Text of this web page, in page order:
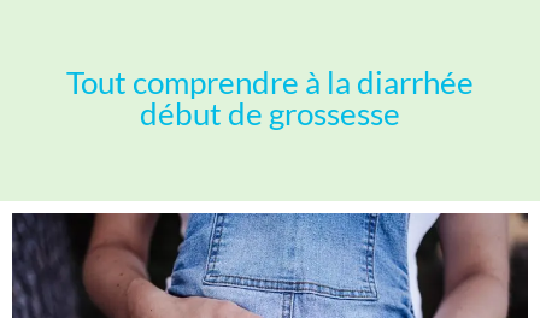
Tout comprendre à la diarrhée
début de grossesse